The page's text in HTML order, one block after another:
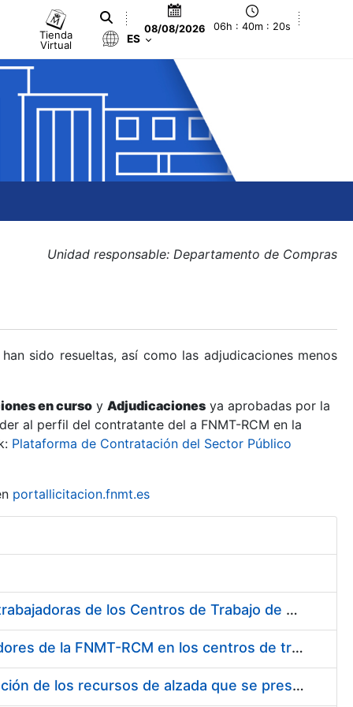
Tienda
Virtual
08/08/2026 06h : 40m : 20s
ES
Unidad responsable: Departamento de Compras
sido resueltas, así como las adjudicaciones menos
en curso y Adjudicaciones ya aprobadas por la
al perfil del contratante del a FNMT-RCM en la
Plataforma de Contratación del Sector Público
portallicitacion.fnmt.es
Suministro de Protectores Auditivos a medida para las personas trabajadoras de los Centros de Trabajo de Madrid y Burgos
Suministro de gafas graduadas antiproyecciones para los trabajadores de la FNMT-RCM en los centros de trabajo de Madrid y Burgos
Servicios de una empresa externa para el asesoramiento y resolución de los recursos de alzada que se presentan relacionados con procesos de selección para la FNMT-RCM